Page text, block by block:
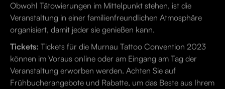
Obwohl Tätowierungen im Mittelpunkt stehen, ist die
Veranstaltung in einer familienfreundlichen Atmosphäre
organisiert, damit jeder sie genießen kann.
Tickets: Tickets für die Murnau Tattoo Convention 2023
können im Voraus online oder am Eingang am Tag der
Veranstaltung erworben werden. Achten Sie auf
Frühbucherangebote und Rabatte, um das Beste aus Ihrem